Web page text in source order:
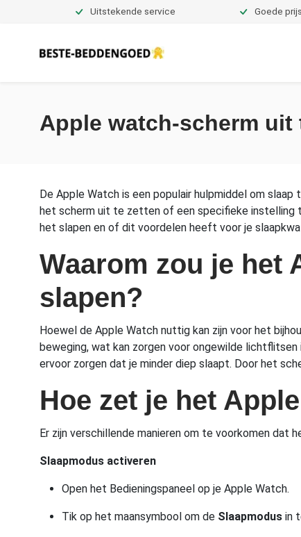
Uitstekende service Goede
Apple watch-scherm
De Apple Watch is een populair hulpmiddel om
het scherm uit te zetten of een specifieke instelling
het slapen en of dit voordelen heeft voor je
Waarom zou je het
slapen?
Hoewel de Apple Watch nuttig kan zijn voor het
beweging, wat kan zorgen voor ongewilde
ervoor zorgen dat je minder diep slaapt. Door het
Hoe zet je het
Er zijn verschillende manieren om te voorkomen dat
Slaapmodus activeren
Open het Bedieningspaneel op je Apple Watch.
Tik op het maansymbool om de Slaapmodus in